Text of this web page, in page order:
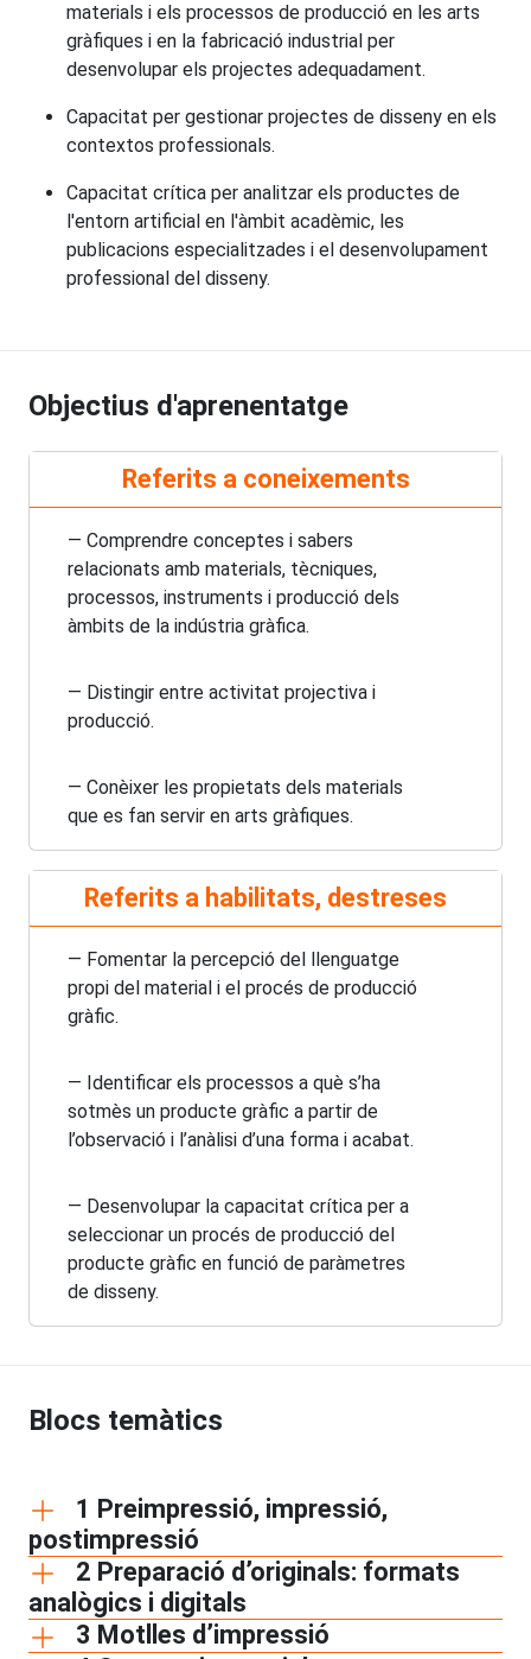
materials i els processos de producció en les arts
gràfiques i en la fabricació industrial per
desenvolupar els projectes adequadament.
Capacitat per gestionar projectes de disseny en els
contextos professionals.
Capacitat crítica per analitzar els productes de
l'entorn artificial en l'àmbit acadèmic, les
publicacions especialitzades i el desenvolupament
professional del disseny.
Objectius d'aprenentatge
Referits a coneixements
— Comprendre conceptes i sabers
relacionats amb materials, tècniques,
processos, instruments i producció dels
àmbits de la indústria gràfica.
— Distingir entre activitat projectiva i
producció.
— Conèixer les propietats dels materials
que es fan servir en arts gràfiques.
Referits a habilitats, destreses
— Fomentar la percepció del llenguatge
propi del material i el procés de producció
gràfic.
— Identificar els processos a què s’ha
sotmès un producte gràfic a partir de
l’observació i l’anàlisi d’una forma i acabat.
— Desenvolupar la capacitat crítica per a
seleccionar un procés de producció del
producte gràfic en funció de paràmetres
de disseny.
Blocs temàtics
1 Preimpressió, impressió,
postimpressió
2 Preparació d’originals: formats
analògics i digitals
3 Motlles d’impressió